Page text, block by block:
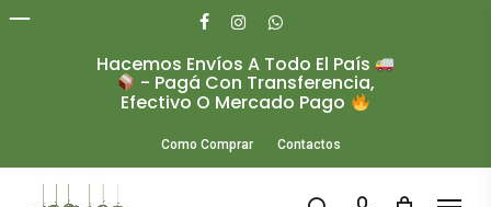
Hacemos Envíos A Todo El País
- Pagá Con Transferencia,
Efectivo O Mercado Pago
Como Comprar Contactos
Menu